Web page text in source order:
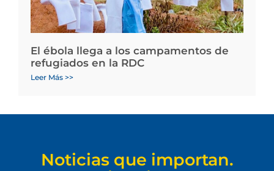
El ébola llega a los campamentos de
refugiados en la RDC
Leer Más >>
Noticias que importan.